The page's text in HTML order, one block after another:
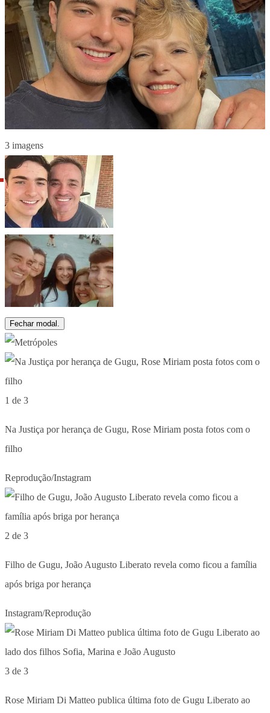
3 imagens
Fechar modal.
1 de 3
Na Justiça por herança de Gugu, Rose Miriam posta fotos com o
filho
Reprodução/Instagram
2 de 3
Filho de Gugu, João Augusto Liberato revela como ficou a família
após briga por herança
Instagram/Reprodução
3 de 3
Rose Miriam Di Matteo publica última foto de Gugu Liberato ao